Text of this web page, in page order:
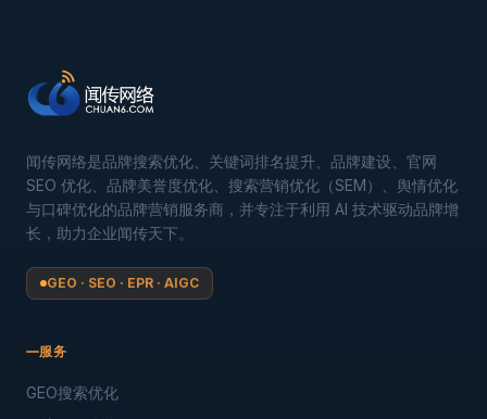
闻传网络是品牌搜索优化、关键词排名提升、品牌建设、官网
SEO 优化、品牌美誉度优化、搜索营销优化（SEM）、舆情优化
与口碑优化的品牌营销服务商，并专注于利用 AI 技术驱动品牌增
长，助力企业闻传天下。
GEO · SEO · EPR · AIGC
服务
GEO搜索优化